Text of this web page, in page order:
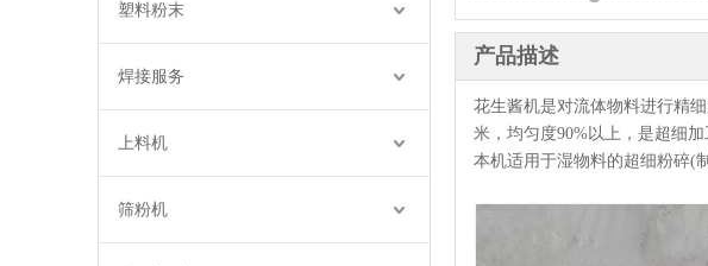
塑料粉末
焊接服务
上料机
筛粉机
产品描述
花生酱机是对流体物料进行精
米，均匀度90%以上，是超细加
本机适用于湿物料的超细粉碎(